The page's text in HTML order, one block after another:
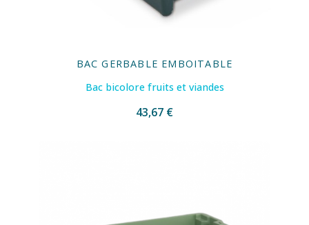
BAC GERBABLE EMBOITABLE
Bac bicolore fruits et viandes
43,67 €